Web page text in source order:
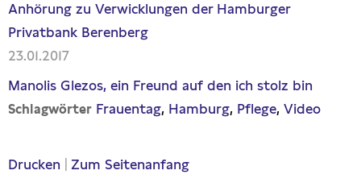
Anhörung zu Verwicklungen der Hamburger
Privatbank Berenberg
23.01.2017
Manolis Glezos, ein Freund auf den ich stolz bin
Schlagwörter Frauentag Hamburg Pflege Video
Drucken Zum Seitenanfang